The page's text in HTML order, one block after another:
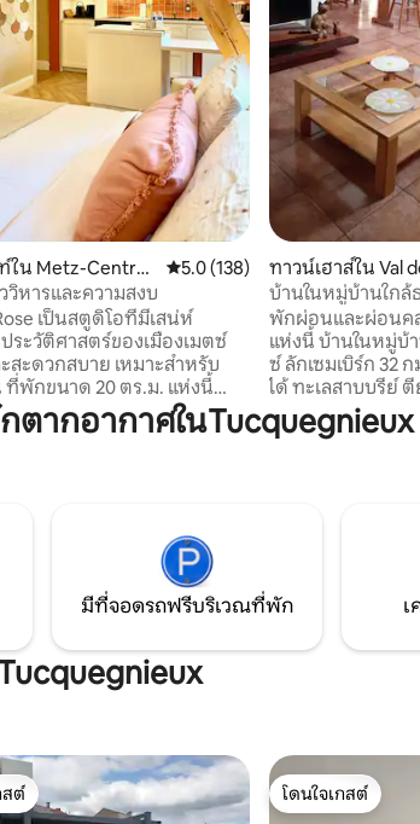
รีวิว
น Metz-Centre -
Ville
คะแนนเฉลี่ย 5.0 จาก 5, 138 รีวิว
5.0 (138)
วิหารและความสงบ
เป็นสตูดิโอที่มีเสน่ห์
ระวัติศาสตร์ของเมืองเมตซ์
สะดวกสบาย เหมาะสำหรับ
พิถีพิถัน ให้บรรยากาศเหมือน
แรม... แต่ดีกว่า: ใกล้ชิด อบอุ่น
ะสมที่สุดตามความต้องการ
คียง ฟรี หรือ P+R)
ทาวน์เฮาส์ใน Val
บ้านในหมู่บ้านใกล้
พักผ่อนและผ่อนค
แห่งนี้ บ้านในหมู่บ้านที่เงียบสงบมากในแมน
ซ์ ลักเซมเบิร์ก 32
ได้ ทะเลสาบบรีย์
กม. แบ่งปันช่วงเวลาผ่อนคลายที่น่ารื่นรมย์
กับครอบครัวเพื่อน
ากอากาศในTucquegnieux
มีที่จอดรถฟรีบริเวณที่พัก เ
ที่สุด
สต์
โดนใจเกสต์
โดนใจเกสต์